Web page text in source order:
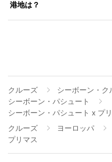
港地は？
クルーズ
シーボーン・ク
シーボーン・パシュート
シーボーン・パシュート x プ
クルーズ
ヨーロッパ
プリマス